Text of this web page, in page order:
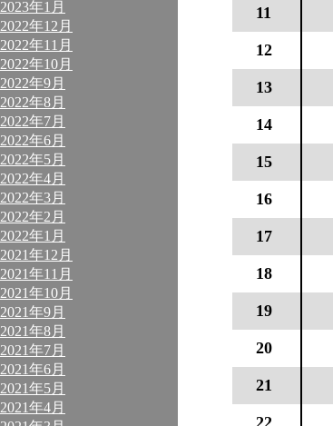
2023年1月
2022年12月
2022年11月
2022年10月
2022年9月
2022年8月
2022年7月
2022年6月
2022年5月
2022年4月
2022年3月
2022年2月
2022年1月
2021年12月
2021年11月
2021年10月
2021年9月
2021年8月
2021年7月
2021年6月
2021年5月
2021年4月
11
12
13
14
15
16
17
18
19
20
21
22